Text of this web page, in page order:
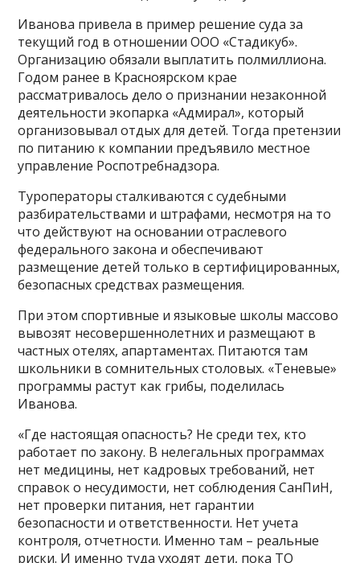
Иванова привела в пример решение суда за
текущий год в отношении ООО «Стадикуб».
Организацию обязали выплатить полмиллиона.
Годом ранее в Красноярском крае
рассматривалось дело о признании незаконной
деятельности экопарка «Адмирал», который
организовывал отдых для детей. Тогда претензии
по питанию к компании предъявило местное
управление Роспотребнадзора.
Туроператоры сталкиваются с судебными
разбирательствами и штрафами, несмотря на то
что действуют на основании отраслевого
федерального закона и обеспечивают
размещение детей только в сертифицированных,
безопасных средствах размещения.
При этом спортивные и языковые школы массово
вывозят несовершеннолетних и размещают в
частных отелях, апартаментах. Питаются там
школьники в сомнительных столовых. «Теневые»
программы растут как грибы, поделилась
Иванова.
«Где настоящая опасность? Не среди тех, кто
работает по закону. В нелегальных программах
нет медицины, нет кадровых требований, нет
справок о несудимости, нет соблюдения СанПиН,
нет проверки питания, нет гарантии
безопасности и ответственности. Нет учета
контроля, отчетности. Именно там – реальные
риски. И именно туда уходят дети, пока ТО